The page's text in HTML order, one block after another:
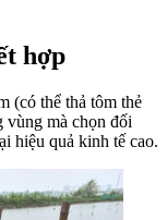
hợp
(có thể thả tôm thẻ
vùng mà chọn đối
hiệu quả kinh tế cao.